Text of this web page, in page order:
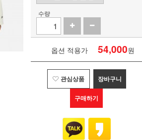
수량
옵션 적용가 54,000원
관심상품 장바구니
구매하기